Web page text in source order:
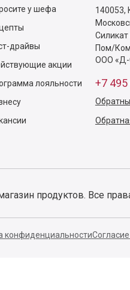
у шефа
драйвы
акции
лояльности
140053,
Пом/
ООО «Д-
+7 495
продуктов. Все
конфиденциальности